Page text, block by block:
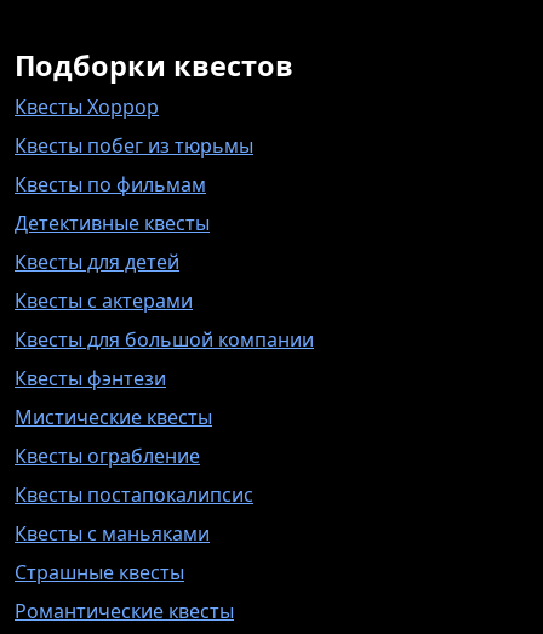
Подборки квестов
Квесты Хоррор
Квесты побег из тюрьмы
Квесты по фильмам
Детективные квесты
Квесты для детей
Квесты с актерами
Квесты для большой компании
Квесты фэнтези
Мистические квесты
Квесты ограбление
Квесты постапокалипсис
Квесты с маньяками
Страшные квесты
Романтические квесты